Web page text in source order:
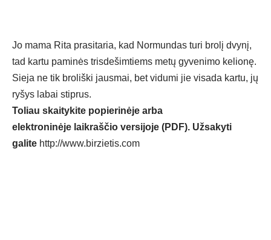
Jo mama Rita prasitaria, kad Normundas turi brolį dvynį,
tad kartu paminės trisdešimtiems metų gyvenimo kelionę.
Sieja ne tik broliški jausmai, bet vidumi jie visada kartu, jų
ryšys labai stiprus.
Toliau skaitykite popierinėje arba
elektroninėje laikraščio versijoje (PDF). Užsakyti
galite http://www.birzietis.com